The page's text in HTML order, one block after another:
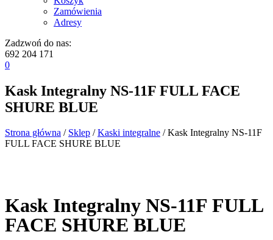
Zamówienia
Adresy
Zadzwoń do nas:
692 204 171
0
Kask Integralny NS-11F FULL FACE
SHURE BLUE
Strona główna / Sklep /Kaski integralne / Kask Integralny NS-11F
FULL FACE SHURE BLUE
Kask Integralny NS-11F FULL
FACE SHURE BLUE